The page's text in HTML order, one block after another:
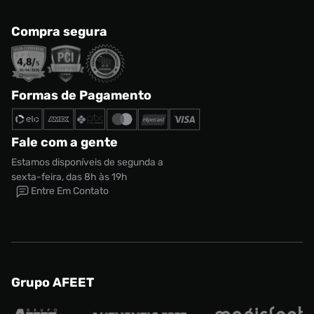
Compra segura
Formas de Pagamento
Fale com a gente
Estamos disponíveis de segunda a
sexta-feira, das 8h às 19h
Entre Em Contato
Grupo AFEET